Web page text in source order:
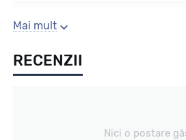
Sezon
All season / Off Road
Mai mult
RECENZII
Nici o postare